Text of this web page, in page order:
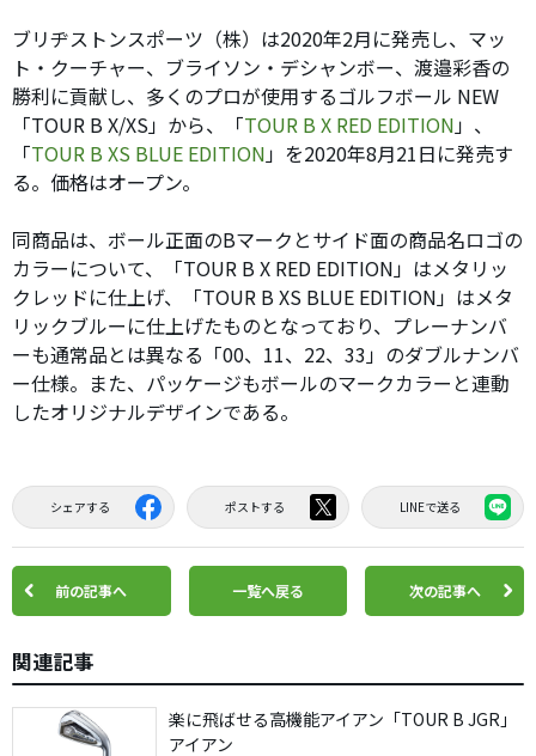
ブリヂストンスポーツ（株）は2020年2月に発売し、マッ
ト・クーチャー、ブライソン・デシャンボー、渡邉彩香の
勝利に貢献し、多くのプロが使用するゴルフボール NEW
「TOUR B X/XS」から、「TOUR B X RED EDITION 」、
「TOUR B XS BLUE EDITION 」を2020年8月21日に発売す
る。価格はオープン。
同商品は、ボール正面のBマークとサイド面の商品名ロゴの
カラーについて、「TOUR B X RED EDITION」はメタリッ
クレッドに仕上げ、「TOUR B XS BLUE EDITION」はメタ
リックブルーに仕上げたものとなっており、プレーナンバ
ーも通常品とは異なる「00、11、22、33」のダブルナンバ
ー仕様。また、パッケージもボールのマークカラーと連動
したオリジナルデザインである。
シェアする ポストする LINEで送る
前の記事へ 一覧へ戻る 次の記事へ
関連記事
楽に飛ばせる高機能アイアン「TOUR B JGR」
アイアン